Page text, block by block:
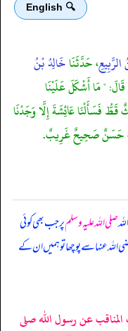
🔍 English
، حَدَّثَنَاخَالِدُ بْنُ
قَالَ: " مَا أَشْكَلَ عَلَيْنَا
فَسَأَلْنَا عَائِشَةَ إِلَّا وَجَدْنَا
حَسَنٌ صَحِيحٌ غَرِيبٌ.
صلی اللہ علیہ وسلمپر جب بھی کوئی
عنہا سے پوچھا تو ہمیں ان کے
عن رسول الله صلى